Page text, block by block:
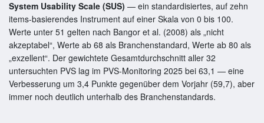
System Usability Scale (SUS) — ein standardisiertes, auf zehn
items-basierendes Instrument auf einer Skala von 0 bis 100.
Werte unter 51 gelten nach Bangor et al. (2008) als „nicht
akzeptabel“, Werte ab 68 als Branchenstandard, Werte ab 80 als
„exzellent“. Der gewichtete Gesamtdurchschnitt aller 32
untersuchten PVS lag im PVS-Monitoring 2025 bei 63,1 — eine
Verbesserung um 3,4 Punkte gegenüber dem Vorjahr (59,7), aber
immer noch deutlich unterhalb des Branchenstandards.